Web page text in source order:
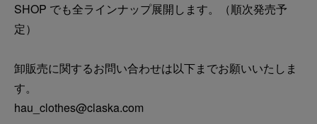
SHOP でも全ラインナップ展開します。（順次発売予
定）
卸販売に関するお問い合わせは以下までお願いいたしま
す。
hau_clothes@claska.com